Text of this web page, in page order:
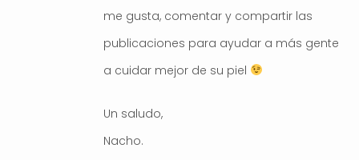
me gusta, comentar y compartir las
publicaciones para ayudar a más gente
a cuidar mejor de su piel
Un saludo,
Nacho.